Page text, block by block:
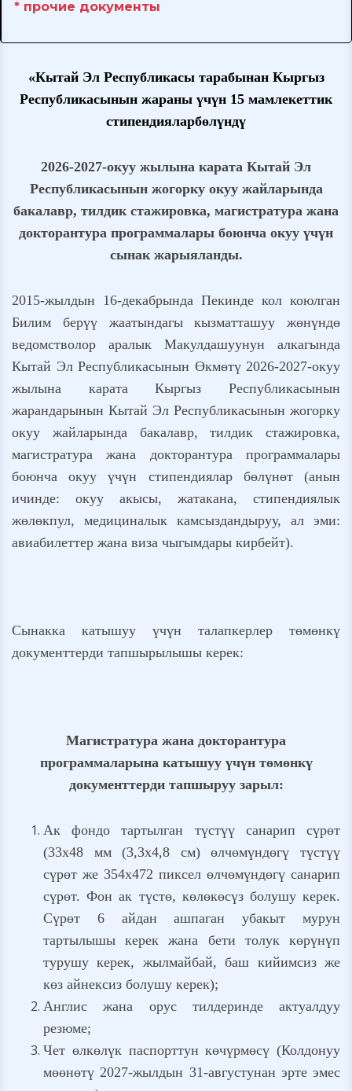
* прочие документы
«Кытай Эл Республикасы тарабынан Кыргыз
Республикасынын жараны үчүн 15 мамлекеттик
стипендияларбөлүндү
2026-2027-окуу жылына карата Кытай Эл
Республикасынын жогорку окуу жайларында
бакалавр, тилдик стажировка, магистратура жана
докторантура программалары боюнча окуу үчүн
сынак жарыяланды.
2015-жылдын 16-декабрында Пекинде кол коюлган
Билим берүү жаатындагы кызматташуу жөнүндө
ведомстволор аралык Макулдашуунун алкагында
Кытай Эл Республикасынын Өкмөтү 2026-2027-окуу
жылына карата Кыргыз Республикасынын
жарандарынын Кытай Эл Республикасынын жогорку
окуу жайларында бакалавр, тилдик стажировка,
магистратура жана докторантура программалары
боюнча окуу үчүн стипендиялар бөлүнөт (анын
ичинде: окуу акысы, жатакана, стипендиялык
жөлөкпул, медициналык камсыздандыруу, ал эми:
авиабилеттер жана виза чыгымдары кирбейт).
Сынакка катышуу үчүн талапкерлер төмөнкү
документтерди тапшырылышы керек:
Магистратура жана докторантура
программаларына катышуу үчүн төмөнкү
документтерди тапшыруу зарыл:
Ак фондо тартылган түстүү санарип сүрөт
(33x48 мм (3,3x4,8 см) өлчөмүндөгү түстүү
сүрөт же 354x472 пиксел өлчөмүндөгү санарип
сүрөт. Фон ак түстө, көлөкөсүз болушу керек.
Сүрөт 6 айдан ашпаган убакыт мурун
тартылышы керек жана бети толук көрүнүп
турушу керек, жылмайбай, баш кийимсиз же
көз айнексиз болушу керек);
Англис жана орус тилдеринде актуалдуу
резюме;
Чет өлкөлүк паспорттун көчүрмөсү (Колдонуу
мөөнөтү 2027-жылдын 31-августунан эрте эмес